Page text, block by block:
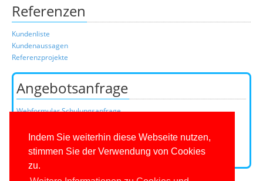
Indem Sie weiterhin diese Webseite nutzen,
stimmen Sie der Verwendung von Cookies
zu.
Referenzen
Kundenliste
Kundenaussagen
Referenzprojekte
Angebotsanfrage
Webformular Schulungsanfrage
oder über unser Kundenteam:
Telefon
0201/649590-0
(Mo-Fr 9-16 Uhr)
E-Mail: